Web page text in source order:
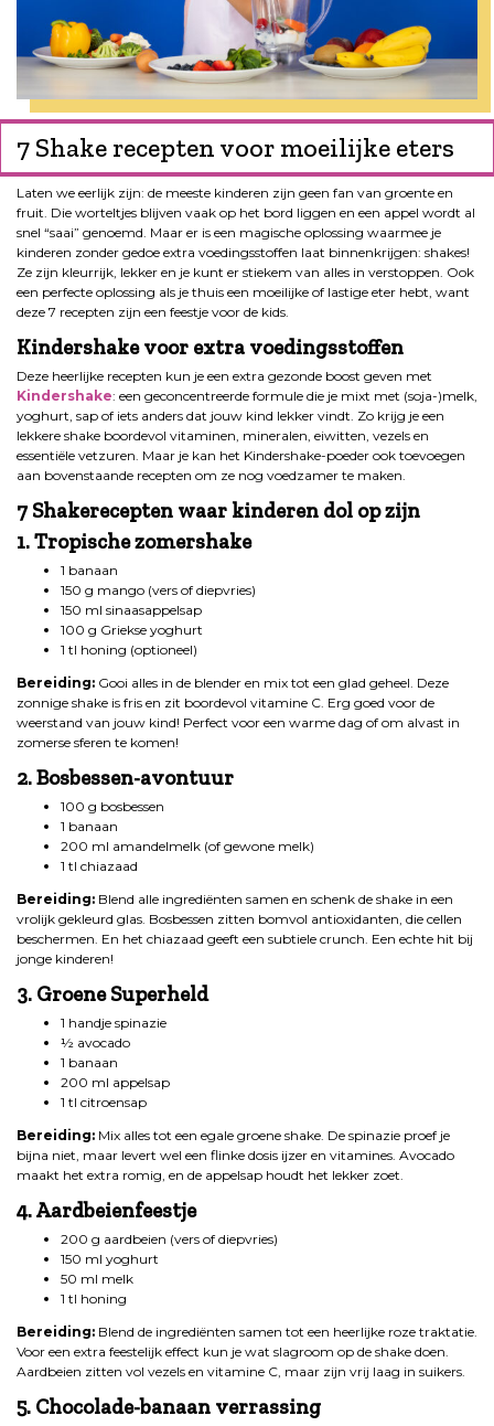
7 Shake recepten voor moeilijke eters
Laten we eerlijk zijn: de meeste kinderen zijn geen fan van groente en
fruit. Die worteltjes blijven vaak op het bord liggen en een appel wordt al
snel “saai” genoemd. Maar er is een magische oplossing waarmee je
kinderen zonder gedoe extra voedingsstoffen laat binnenkrijgen: shakes!
Ze zijn kleurrijk, lekker en je kunt er stiekem van alles in verstoppen. Ook
een perfecte oplossing als je thuis een moeilijke of lastige eter hebt, want
deze 7 recepten zijn een feestje voor de kids.
Kindershake voor extra voedingsstoffen
Deze heerlijke recepten kun je een extra gezonde boost geven met
Kindershake: een geconcentreerde formule die je mixt met (soja-)melk,
yoghurt, sap of iets anders dat jouw kind lekker vindt. Zo krijg je een
lekkere shake boordevol vitaminen, mineralen, eiwitten, vezels en
essentiële vetzuren. Maar je kan het Kindershake-poeder ook toevoegen
aan bovenstaande recepten om ze nog voedzamer te maken.
7 Shakerecepten waar kinderen dol op zijn
1. Tropische zomershake
1 banaan
150 g mango (vers of diepvries)
150 ml sinaasappelsap
100 g Griekse yoghurt
1 tl honing (optioneel)
Bereiding: Gooi alles in de blender en mix tot een glad geheel. Deze
zonnige shake is fris en zit boordevol vitamine C. Erg goed voor de
weerstand van jouw kind! Perfect voor een warme dag of om alvast in
zomerse sferen te komen!
2. Bosbessen-avontuur
100 g bosbessen
1 banaan
200 ml amandelmelk (of gewone melk)
1 tl chiazaad
Bereiding: Blend alle ingrediënten samen en schenk de shake in een
vrolijk gekleurd glas. Bosbessen zitten bomvol antioxidanten, die cellen
beschermen. En het chiazaad geeft een subtiele crunch. Een echte hit bij
jonge kinderen!
3. Groene Superheld
1 handje spinazie
½ avocado
1 banaan
200 ml appelsap
1 tl citroensap
Bereiding: Mix alles tot een egale groene shake. De spinazie proef je
bijna niet, maar levert wel een flinke dosis ijzer en vitamines. Avocado
maakt het extra romig, en de appelsap houdt het lekker zoet.
4. Aardbeienfeestje
200 g aardbeien (vers of diepvries)
150 ml yoghurt
50 ml melk
1 tl honing
Bereiding: Blend de ingrediënten samen tot een heerlijke roze traktatie.
Voor een extra feestelijk effect kun je wat slagroom op de shake doen.
Aardbeien zitten vol vezels en vitamine C, maar zijn vrij laag in suikers.
5. Chocolade-banaan verrassing